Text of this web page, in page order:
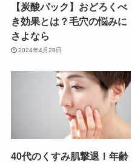
【炭酸パック】おどろくべ
き効果とは？毛穴の悩みに
さよなら
2024年4月28日
40代のくすみ肌撃退！年齢